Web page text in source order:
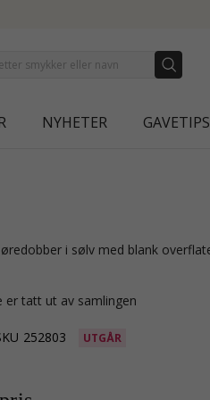
NYHETER GAVETIPS
er tatt ut av samlingen
252803 UTGÅR